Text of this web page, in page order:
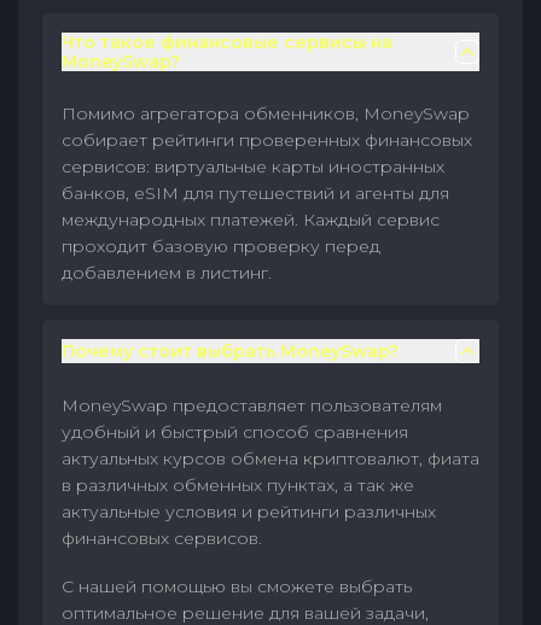
Что такое финансовые сервисы на
MoneySwap?
Помимо агрегатора обменников, MoneySwap
собирает рейтинги проверенных финансовых
сервисов: виртуальные карты иностранных
банков, eSIM для путешествий и агенты для
международных платежей. Каждый сервис
проходит базовую проверку перед
добавлением в листинг.
Почему стоит выбрать MoneySwap?
MoneySwap предоставляет пользователям
удобный и быстрый способ сравнения
актуальных курсов обмена криптовалют, фиата
в различных обменных пунктах, а так же
актуальные условия и рейтинги различных
финансовых сервисов.
С нашей помощью вы сможете выбрать
оптимальное решение для вашей задачи,